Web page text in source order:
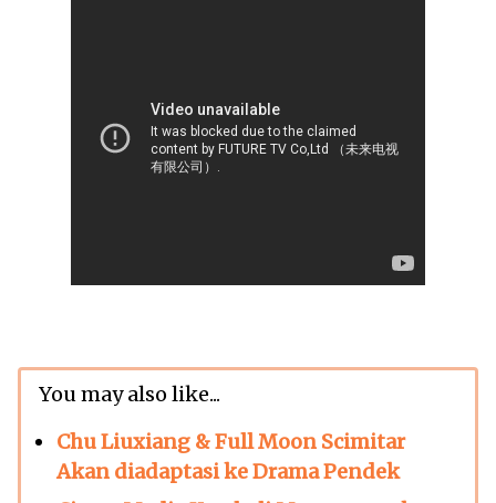
You may also like...
Chu Liuxiang & Full Moon Scimitar
Akan diadaptasi ke Drama Pendek